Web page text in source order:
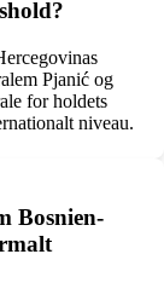
Pjanić og
for holdets
niveau.
Bosnien-